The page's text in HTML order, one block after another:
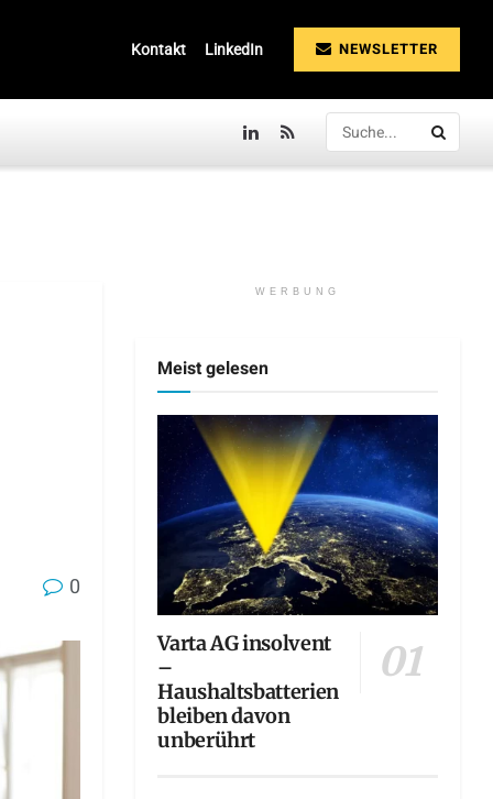
Kontakt LinkedIn NEWSLETTER
0
WERBUNG
Meist gelesen
Varta AG insolvent
–
Haushaltsbatterien
bleiben davon
unberührt